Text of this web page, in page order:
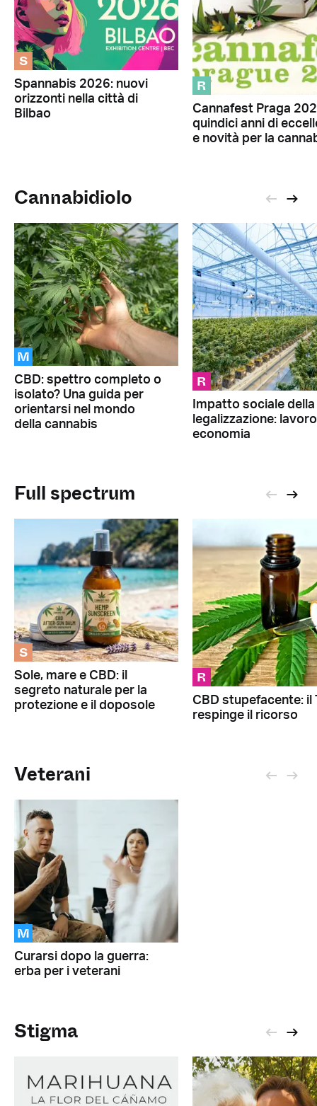
S
Spannabis 2026: nuovi
orizzonti nella città di
Bilbao
R
Cannafest Praga
quindici anni di
e novità per la
Cannabidiolo
M
CBD: spettro completo o
isolato? Una guida per
orientarsi nel mondo
della cannabis
R
Impatto sociale della
legalizzazione:
economia
Full spectrum
S
Sole, mare e CBD: il
segreto naturale per la
protezione e il doposole
R
CBD stupefacente: il
respinge il ricorso
Veterani
M
Curarsi dopo la guerra:
erba per i veterani
Stigma